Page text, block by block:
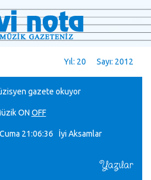
Yıl: 20 Sayı: 2012
gazete okuyor
ON OFF
21:06:37 İyi Aksamlar
Yazılar